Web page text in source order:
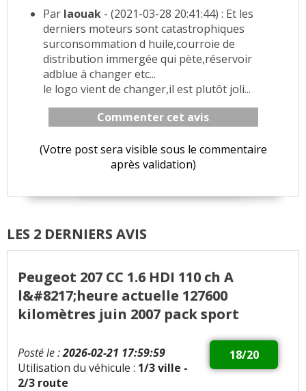
Par laouak - (2021-03-28 20:41:44) : Et les
derniers moteurs sont catastrophiques
surconsommation d huile,courroie de
distribution immergée qui pète,réservoir
adblue à changer etc...
le logo vient de changer,il est plutôt joli...
Commenter cet avis
(Votre post sera visible sous le commentaire
après validation)
LES 2 DERNIERS AVIS
Peugeot 207 CC 1.6 HDI 110 ch A
l&#8217;heure actuelle 127600
kilomètres juin 2007 pack sport
18/20
Posté le :2026-02-21 17:59:59
Utilisation du véhicule : 1/3 ville -
2/3 route